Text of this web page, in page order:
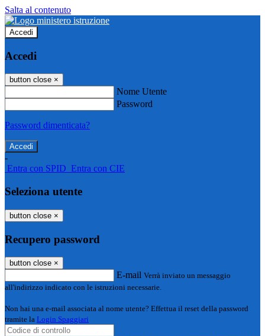
Salta al contenuto
Accedi
Accedi
button close ×
Nome Utente
Password
Password dimenticata?
-
Entra con SPID Entra con CIE
Seleziona utente
button close ×
Recupero password
button close ×
E-mail Verrà inviato un messaggio
all'indirizzo indicato con le istruzioni necessarie.
Non hai una e-mail associata al nome utente? Effettua il reset della password
tramite la Login Spaggiari